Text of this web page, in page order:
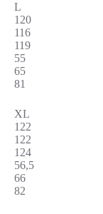
L
120
116
119
55
65
81
XL
122
122
124
56,5
66
82